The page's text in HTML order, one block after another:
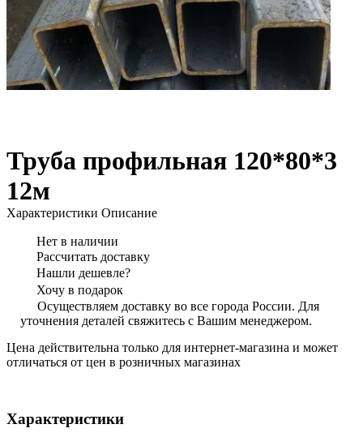
Труба профильная 120*80*3
12м
Характеристики Описание
Нет в наличии
Рассчитать доставку
Нашли дешевле?
Хочу в подарок
Осуществляем доставку во все города России. Для
уточнения деталей свяжитесь с Вашим менеджером.
Цена действительна только для интернет-магазина и может
отличаться от цен в розничных магазинах
Характеристики